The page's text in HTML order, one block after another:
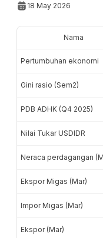
18 May 2026
Nama
Pertumbuhan ekonomi
Gini rasio (Sem2)
PDB ADHK (Q4 2025)
Nilai Tukar USDIDR
Neraca perdagangan
Ekspor Migas (Mar)
Impor Migas (Mar)
Ekspor (Mar)